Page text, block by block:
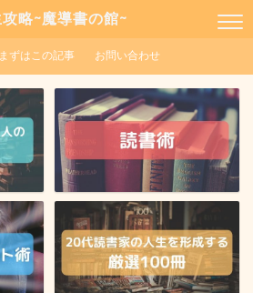
攻略~魔導書の館~
まずはこの記事 お問い合わせ